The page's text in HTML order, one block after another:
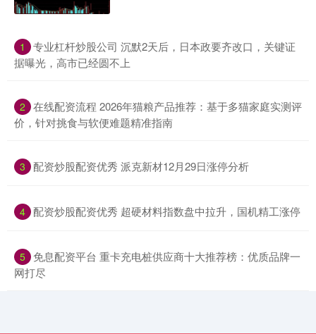
1
​专业杠杆炒股公司 沉默2天后，日本政要齐改口，关键证
据曝光，高市已经圆不上
2 ​在线配资流程 2026年猫粮产品推荐：基于多猫家庭实测评
价，针对挑食与软便难题精准指南
3 ​配资炒股配资优秀 派克新材12月29日涨停分析
4 ​配资炒股配资优秀 超硬材料指数盘中拉升，国机精工涨停
5 ​免息配资平台 重卡充电桩供应商十大推荐榜：优质品牌一
网打尽